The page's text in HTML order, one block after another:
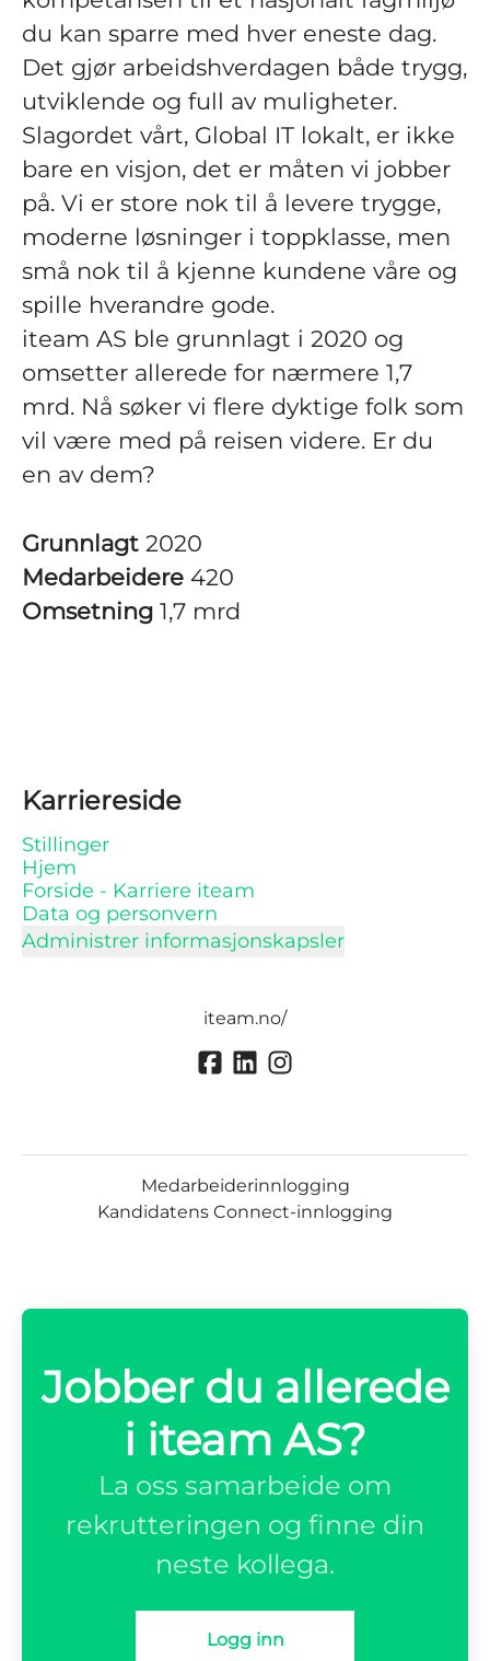
du kan sparre med hver eneste dag.
Det gjør arbeidshverdagen både trygg,
utviklende og full av muligheter.
Slagordet vårt, Global IT lokalt, er ikke
bare en visjon, det er måten vi jobber
på. Vi er store nok til å levere trygge,
moderne løsninger i toppklasse, men
små nok til å kjenne kundene våre og
spille hverandre gode.
iteam AS ble grunnlagt i 2020 og
omsetter allerede for nærmere 1,7
mrd. Nå søker vi flere dyktige folk som
vil være med på reisen videre. Er du
en av dem?
Grunnlagt 2020
Medarbeidere 420
Omsetning 1,7 mrd
Karriereside
Stillinger
Hjem
Forside - Karriere iteam
Data og personvern
Administrer informasjonskapsler
iteam.no/
Medarbeiderinnlogging
Kandidatens Connect-innlogging
Jobber du allerede
i iteam AS?
La oss samarbeide om
rekrutteringen og finne din
neste kollega.
Logg inn